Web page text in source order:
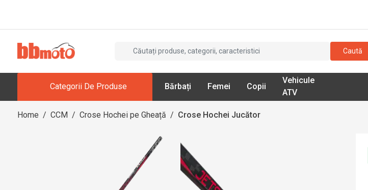
Caută
Categorii De Produse Bărbați Femei Copii
Vehicule
ATV
Home / CCM / Crose Hochei pe Gheață / Crose Hochei Jucător